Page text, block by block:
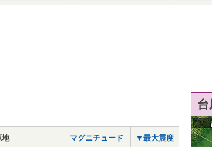
地 マグニチュード ▼最大震度